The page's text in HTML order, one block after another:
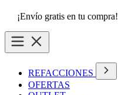
¡Envío gratis en tu compra!
REFACCIONES
OFERTAS